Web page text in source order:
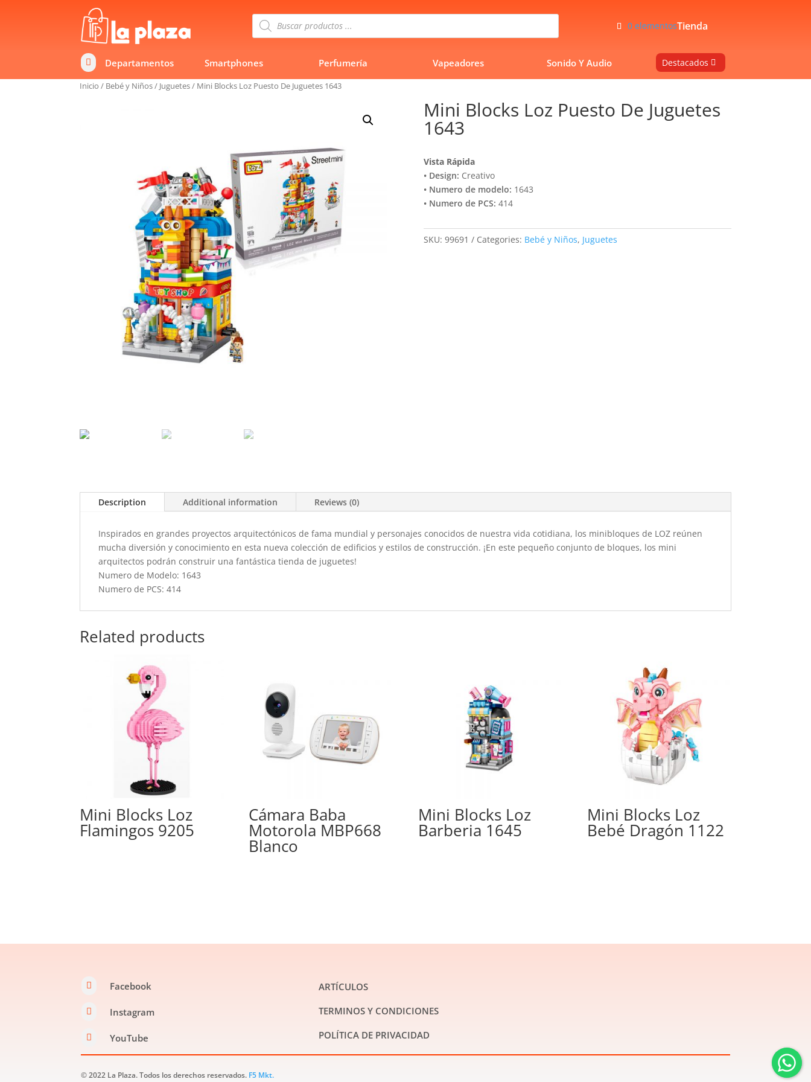
Búsqueda
de
productos
0 elementosTienda
 Departamentos Smartphones Perfumería Vapeadores Sonido Y Audio Destacados
Inicio / Bebé y Niños/ Juguetes/ Mini Blocks Loz Puesto De Juguetes 1643
Mini Blocks Loz Puesto De Juguetes
1643
Vista Rápida
• Design: Creativo
• Numero de modelo: 1643
• Numero de PCS: 414
SKU: 99691 Categories: Bebé y Niños, Juguetes
Description Additional information Reviews (0)
Inspirados en grandes proyectos arquitectónicos de fama mundial y personajes conocidos de nuestra vida cotidiana, los minibloques de LOZ reúnen
mucha diversión y conocimiento en esta nueva colección de edificios y estilos de construcción. ¡En este pequeño conjunto de bloques, los mini
arquitectos podrán construir una fantástica tienda de juguetes!
Numero de Modelo: 1643
Numero de PCS: 414
Related products
Mini Blocks Loz
Flamingos 9205
Cámara Baba
Motorola MBP668
Blanco
Mini Blocks Loz
Barberia 1645
Mini Blocks Loz
Bebé Dragón 1122
 Facebook
 Instagram
 YouTube
ARTÍCULOS
TERMINOS Y CONDICIONES
POLÍTICA DE PRIVACIDAD
© 2022 La Plaza. Todos los derechos reservados. F5 Mkt.